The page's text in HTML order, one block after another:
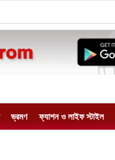
ভ্রমণ ফ্যাশন ও লাইফ স্টাইল